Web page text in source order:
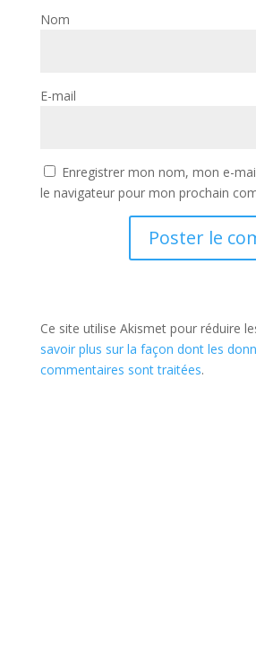
Nom
E-mail
Enregistrer mon nom, mon e-
le navigateur pour mon prochain
Ce site utilise Akismet pour réduire
savoir plus sur la façon dont les
commentaires sont traitées.